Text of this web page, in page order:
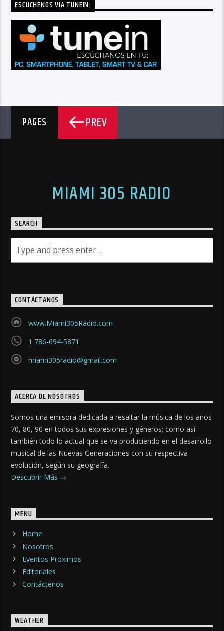
ESCÚCHENOS VIA TUNEIN:
PAGES PREV
MIAMI 305 RADIO
SEARCH
CONTÁCTANOS
www.Miami305Radio.com
1 786-694-5871
miami305radio@gmail.com
ACERCA DE NOSOTROS
Somos una emisora dedicada a resaltar la música de los años
70, 80, 90 en todos sus expresiones y géneros; como así
también todo lo actual que se va produciendo en el desarrollo
musical de las Nuevas Generaciones con su respectiva
evolución, según su geografía.
Descubrir Más
MENU
Home
Nosotros
Eventos Proximos
Editoriales
Contáctenos
WEATHER